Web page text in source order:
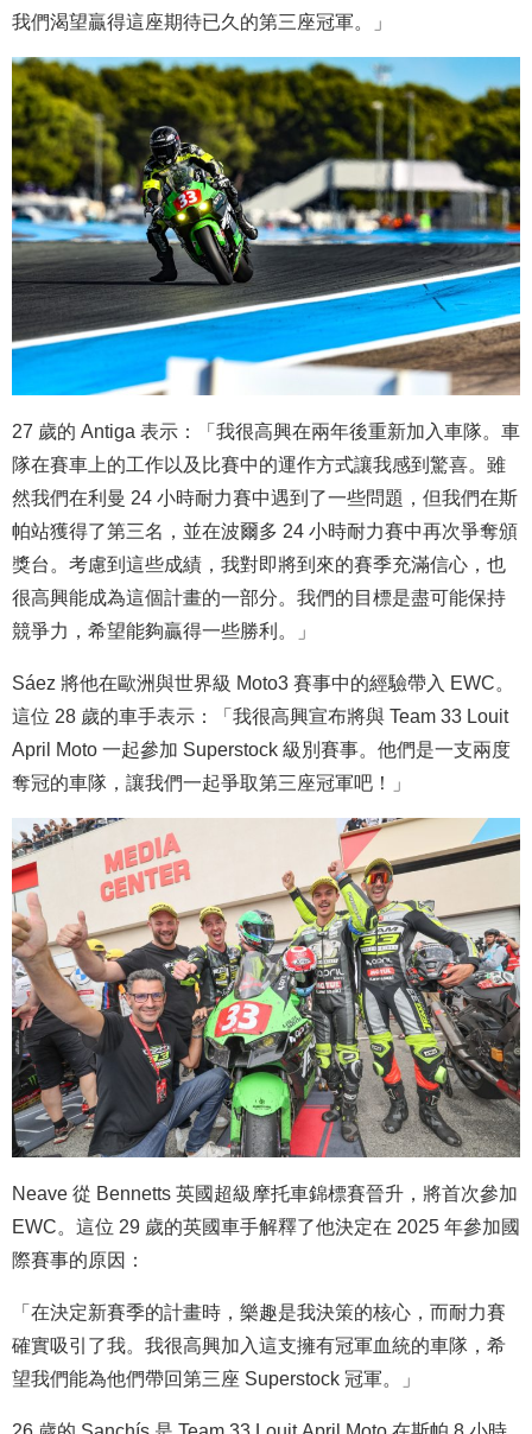
我們渴望贏得這座期待已久的第三座冠軍。」
27 歲的 Antiga 表示：「我很高興在兩年後重新加入車隊。車
隊在賽車上的工作以及比賽中的運作方式讓我感到驚喜。雖
然我們在利曼 24 小時耐力賽中遇到了一些問題，但我們在斯
帕站獲得了第三名，並在波爾多 24 小時耐力賽中再次爭奪頒
獎台。考慮到這些成績，我對即將到來的賽季充滿信心，也
很高興能成為這個計畫的一部分。我們的目標是盡可能保持
競爭力，希望能夠贏得一些勝利。」
Sáez 將他在歐洲與世界級 Moto3 賽事中的經驗帶入 EWC。
這位 28 歲的車手表示：「我很高興宣布將與 Team 33 Louit
April Moto 一起參加 Superstock 級別賽事。他們是一支兩度
奪冠的車隊，讓我們一起爭取第三座冠軍吧！」
Neave 從 Bennetts 英國超級摩托車錦標賽晉升，將首次參加
EWC。這位 29 歲的英國車手解釋了他決定在 2025 年參加國
際賽事的原因：
「在決定新賽季的計畫時，樂趣是我決策的核心，而耐力賽
確實吸引了我。我很高興加入這支擁有冠軍血統的車隊，希
望我們能為他們帶回第三座 Superstock 冠軍。」
26 歲的 Sanchís 是 Team 33 Louit April Moto 在斯帕 8 小時